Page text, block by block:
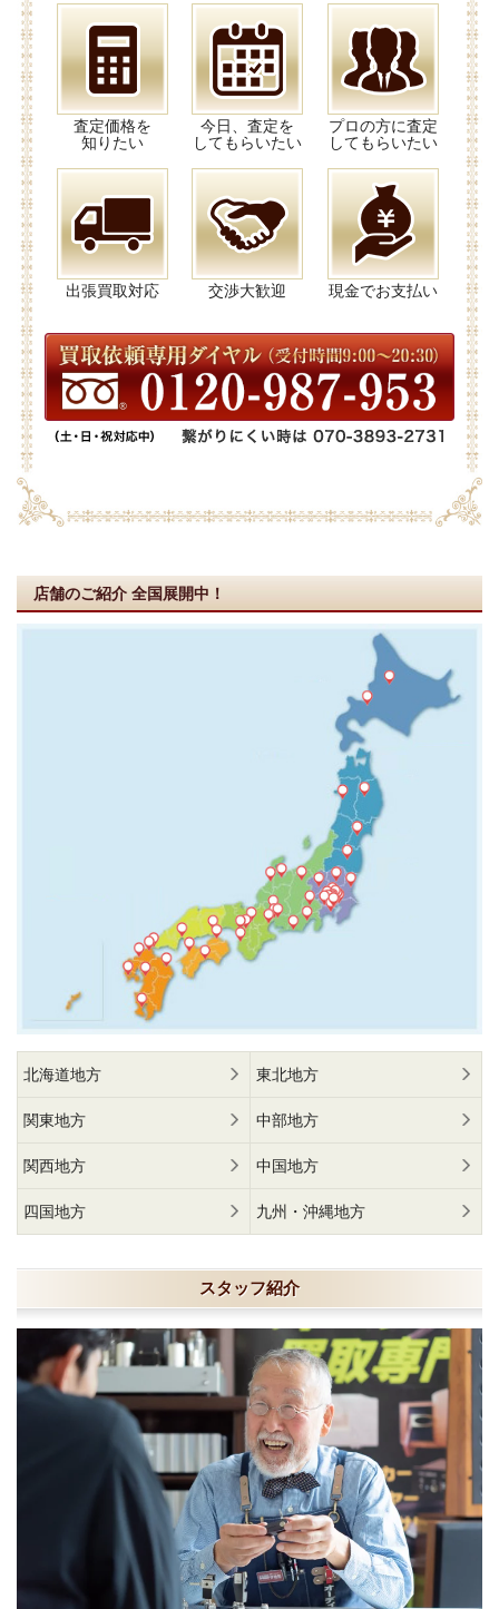
査定価格を
知りたい
今日、査定を
してもらいたい
プロの方に査定
してもらいたい
出張買取対応 交渉大歓迎 現金でお支払い
店舗のご紹介 全国展開中！
北海道地方 東北地方
関東地方 中部地方
関西地方 中国地方
四国地方 九州・沖縄地方
スタッフ紹介